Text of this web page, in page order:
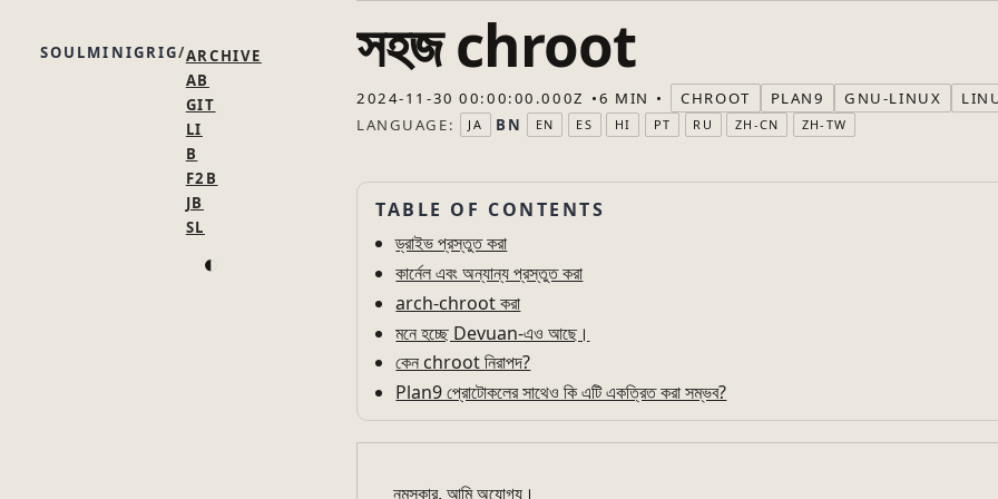
SOULMINIGRIG ARCHIVE
AB
GIT
LI
B
F2B
JB
SL
◐
সহজ chroot
2024-11-30 00:00:00.000Z 6 MIN CHROOT PLAN9 GNU-LINUX
LANGUAGE:
JA BN EN ES HI PT RU ZH-CN ZH-TW
TABLE OF CONTENTS
ড্রাইভ প্রস্তুত করা
কার্নেল এবং অন্যান্য প্রস্তুত করা
arch-chroot করা
মনে হচ্ছে Devuan-এও আছে।
কেন chroot নিরাপদ?
Plan9 প্রোটোকলের সাথেও কি এটি একত্রিত করা সম্ভব?
নমস্কার, আমি অযোগ্য।